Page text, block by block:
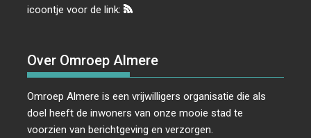
icoontje voor de link:
Over Omroep Almere
Omroep Almere is een vrijwilligers organisatie die als
doel heeft de inwoners van onze mooie stad te
voorzien van berichtgeving en verzorgen.